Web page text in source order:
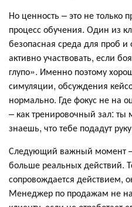
Но ценность – это не только
процесс обучения. Один из
безопасная среда для проб
активно участвовать, если
глупо». Именно поэтому
симуляции, обсуждения
нормально. Где фокус не на
– как тренировочный зал: ты
знаешь, что тебе подадут
Следующий важный момент
больше реальных действий.
сопровождается действием,
Менеджер по продажам не